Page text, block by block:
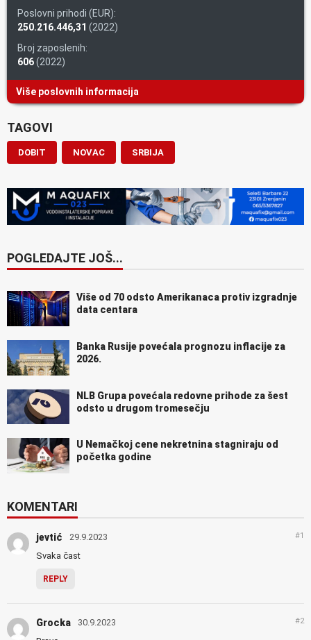
Poslovni prihodi (EUR):
250.216.446,31 (2022)
Broj zaposlenih:
606(2022)
Više poslovnih informacija
TAGOVI
DOBIT NOVAC SRBIJA
POGLEDAJTE JOŠ...
Više od 70 odsto Amerikanaca protiv izgradnje
data centara
Banka Rusije povećala prognozu inflacije za
2026.
NLB Grupa povećala redovne prihode za šest
odsto u drugom tromesečju
U Nemačkoj cene nekretnina stagniraju od
početka godine
KOMENTARI
jevtić 29.9.2023 #1
Svaka čast
REPLY
Grocka 30.9.2023 #2